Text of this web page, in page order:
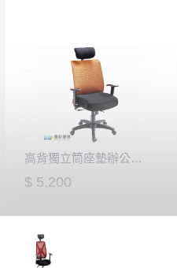
高背獨立筒座墊辦公椅/後仰無段鎖定
$ 5,200